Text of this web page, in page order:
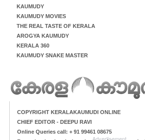
KAUMUDY
KAUMUDY MOVIES
THE REAL TASTE OF KERALA
AROGYA KAUMUDY
KERALA 360
KAUMUDY SNAKE MASTER
COPYRIGHT KERALAKAUMUDI ONLINE
CHIEF EDITOR - DEEPU RAVI
Online Queries call: + 91 99461 08675